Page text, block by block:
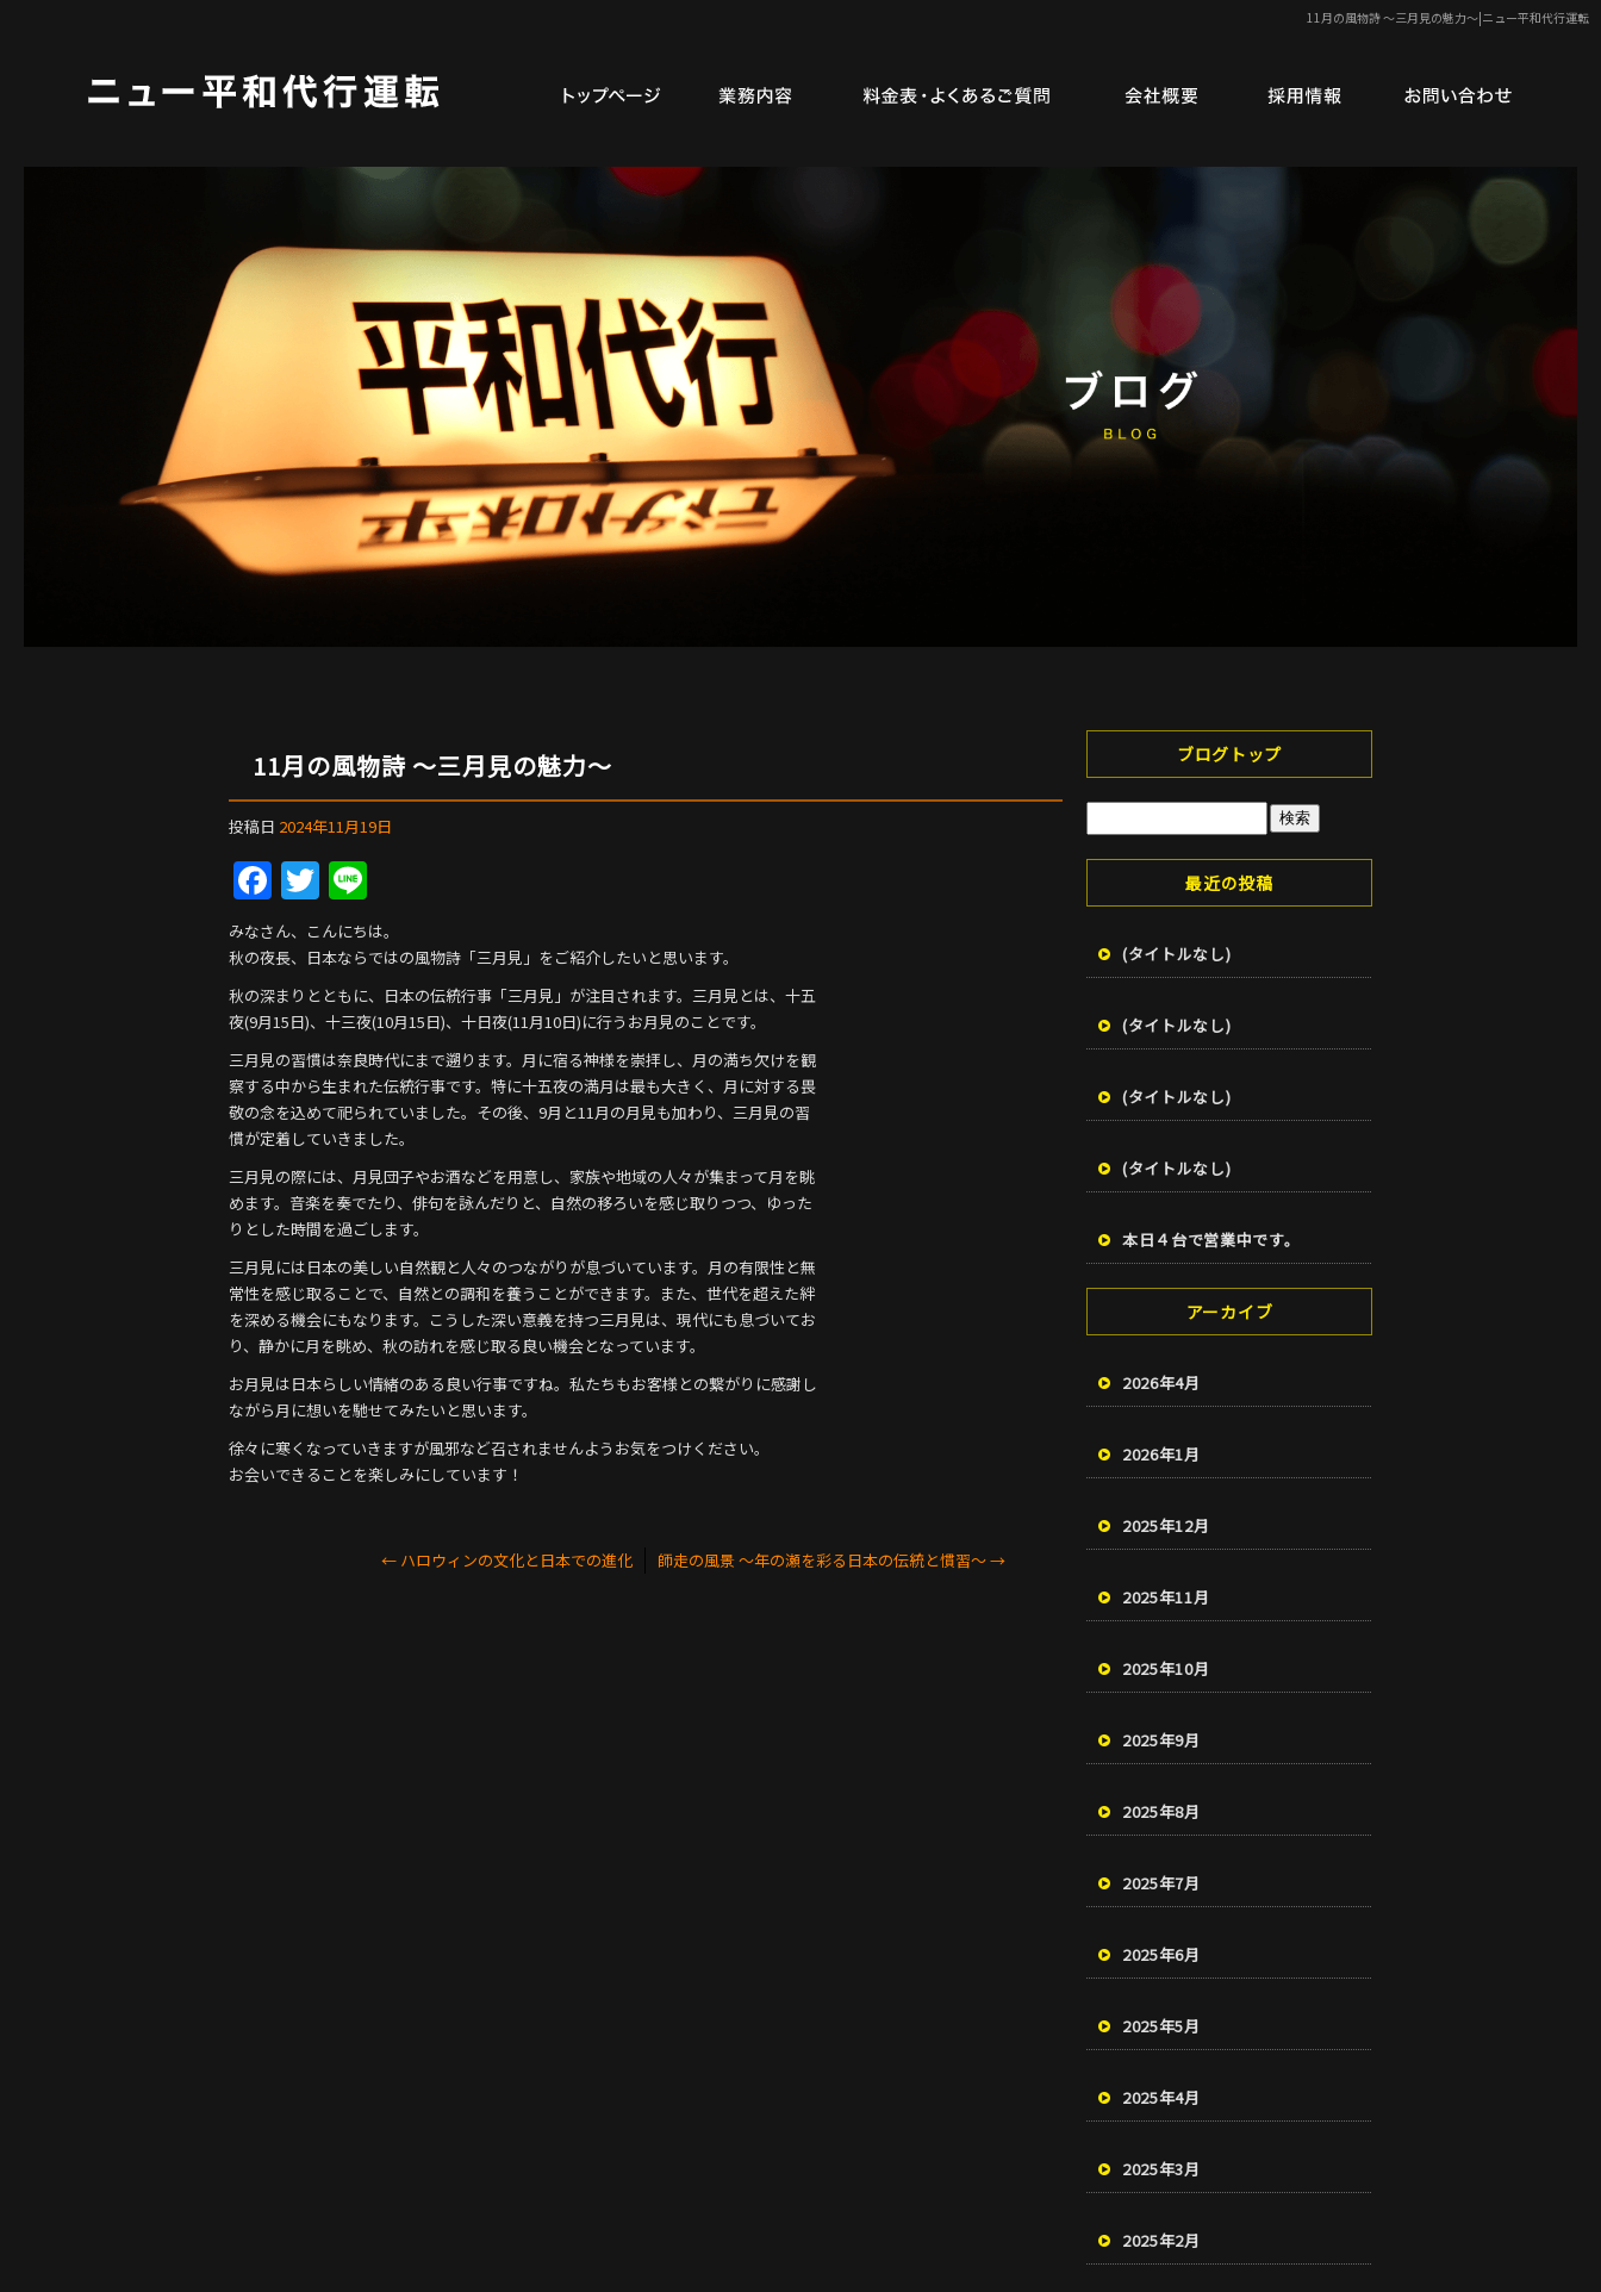
11月の風物詩 〜三月見の魅力〜|ニュー平和代行運転
11月の風物詩 〜三月見の魅力〜
投稿日 2024年11月19日
F
a
c
e
b
o
o
k
T
w
itt
er
n
e
みなさん、こんにちは。
秋の夜長、日本ならではの風物詩「三月見」をご紹介したいと思います。
秋の深まりとともに、日本の伝統行事「三月見」が注目されます。三月見とは、十五
夜(9月15日)、十三夜(10月15日)、十日夜(11月10日)に行うお月見のことです。
三月見の習慣は奈良時代にまで遡ります。月に宿る神様を崇拝し、月の満ち欠けを観
察する中から生まれた伝統行事です。特に十五夜の満月は最も大きく、月に対する畏
敬の念を込めて祀られていました。その後、9月と11月の月見も加わり、三月見の習
慣が定着していきました。
三月見の際には、月見団子やお酒などを用意し、家族や地域の人々が集まって月を眺
めます。音楽を奏でたり、俳句を詠んだりと、自然の移ろいを感じ取りつつ、ゆった
りとした時間を過ごします。
三月見には日本の美しい自然観と人々のつながりが息づいています。月の有限性と無
常性を感じ取ることで、自然との調和を養うことができます。また、世代を超えた絆
を深める機会にもなります。こうした深い意義を持つ三月見は、現代にも息づいてお
り、静かに月を眺め、秋の訪れを感じ取る良い機会となっています。
お月見は日本らしい情緒のある良い行事ですね。私たちもお客様との繋がりに感謝し
ながら月に想いを馳せてみたいと思います。
徐々に寒くなっていきますが風邪など召されませんようお気をつけください。
お会いできることを楽しみにしています！
← ハロウィンの文化と日本での進化 師走の風景 〜年の瀬を彩る日本の伝統と慣習〜→
ブログトップ
最近の投稿
(タイトルなし)
(タイトルなし)
(タイトルなし)
(タイトルなし)
本日４台で営業中です。
アーカイブ
2026年4月
2026年1月
2025年12月
2025年11月
2025年10月
2025年9月
2025年8月
2025年7月
2025年6月
2025年5月
2025年4月
2025年3月
2025年2月